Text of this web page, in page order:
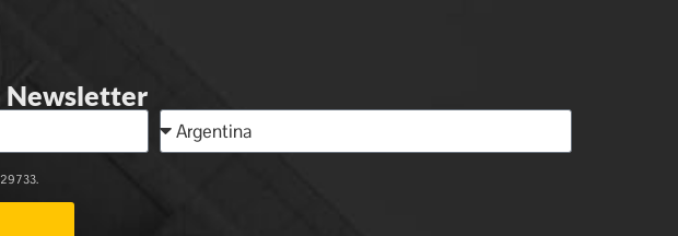
Newsletter
29733.